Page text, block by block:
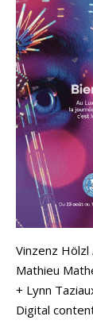
Vinzenz
Mathieu
+ Lynn
Digital